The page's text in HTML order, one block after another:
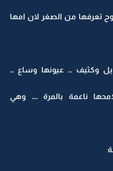
تعرفها من الصغر لان امها
وكثيف .. عيونها وساع ..
ناعمة بالمرة ... وهي